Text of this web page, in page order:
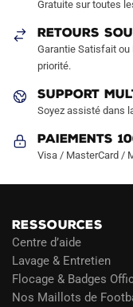
la
page
produit
Gratuite sur toutes
RETOURS
Garantie Satisfait
priorité.
SUPPORT
Soyez assisté dans
Paiements
Visa / MasterCard /
RESSOURCES
Centre d’aide
Lavage & Entretien
Flocage & Badges
Nos Maillots de